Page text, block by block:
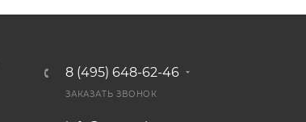
8 (495) 648-62-46
ЗАКАЗАТЬ ЗВОНОК